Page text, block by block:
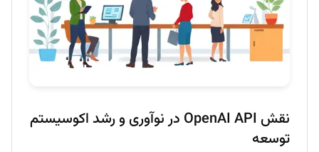
نقش OpenAI API در نوآوری و رشد اکوسیستم
توسعه